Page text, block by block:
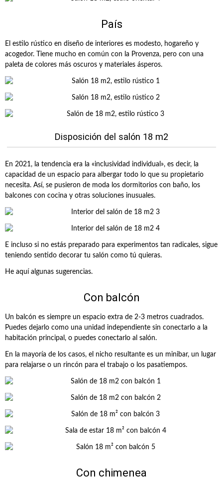
País
El estilo rústico en diseño de interiores es modesto, hogareño y
acogedor. Tiene mucho en común con la Provenza, pero con una
paleta de colores más oscuros y materiales ásperos.
Disposición del salón 18 m2
En 2021, la tendencia era la «inclusividad individual», es decir, la
capacidad de un espacio para albergar todo lo que su propietario
necesita. Así, se pusieron de moda los dormitorios con baño, los
balcones con cocina y otras soluciones inusuales.
E incluso si no estás preparado para experimentos tan radicales, sigue
teniendo sentido decorar tu salón como tú quieras.
He aquí algunas sugerencias.
Con balcón
Un balcón es siempre un espacio extra de 2-3 metros cuadrados.
Puedes dejarlo como una unidad independiente sin conectarlo a la
habitación principal, o puedes conectarlo al salón.
En la mayoría de los casos, el nicho resultante es un minibar, un lugar
para relajarse o un rincón para el trabajo o los pasatiempos.
Con chimenea